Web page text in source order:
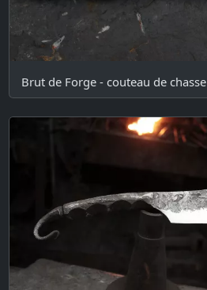
Brut de Forge - couteau de chasse